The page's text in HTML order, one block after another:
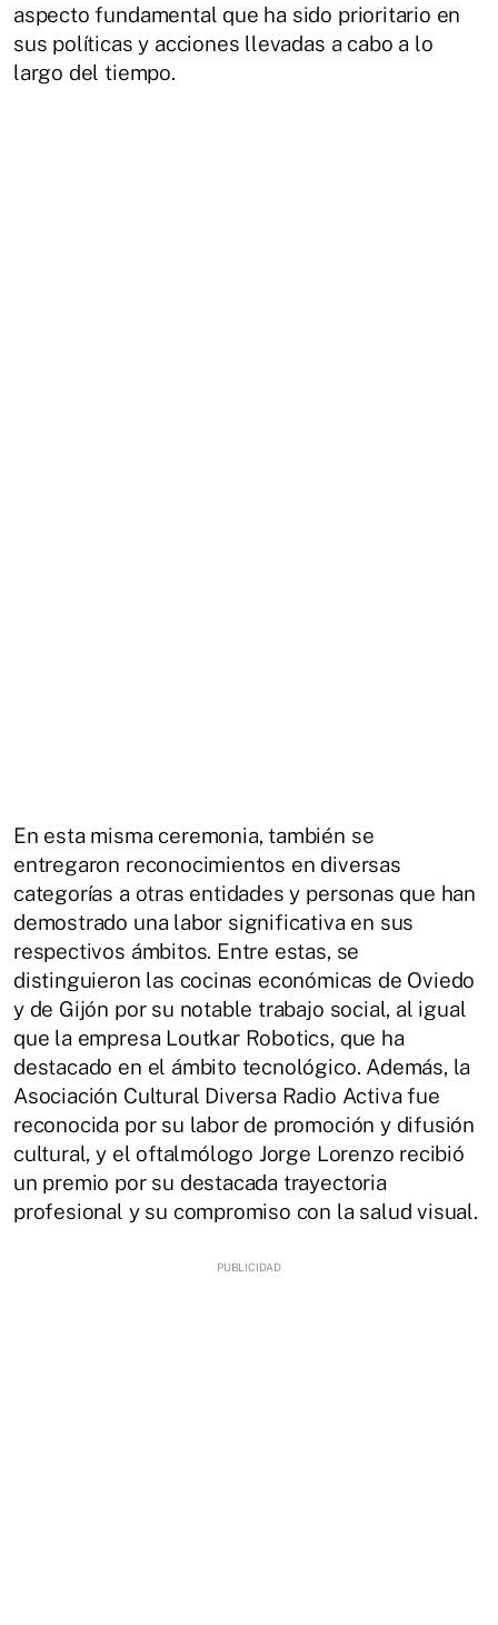
aspecto fundamental que ha sido prioritario en
sus políticas y acciones llevadas a cabo a lo
largo del tiempo.
En esta misma ceremonia, también se
entregaron reconocimientos en diversas
categorías a otras entidades y personas que han
demostrado una labor significativa en sus
respectivos ámbitos. Entre estas, se
distinguieron las cocinas económicas de Oviedo
y de Gijón por su notable trabajo social, al igual
que la empresa Loutkar Robotics, que ha
destacado en el ámbito tecnológico. Además, la
Asociación Cultural Diversa Radio Activa fue
reconocida por su labor de promoción y difusión
cultural, y el oftalmólogo Jorge Lorenzo recibió
un premio por su destacada trayectoria
profesional y su compromiso con la salud visual.